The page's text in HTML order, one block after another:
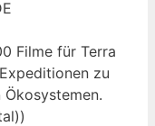
Filme für Terra
zu